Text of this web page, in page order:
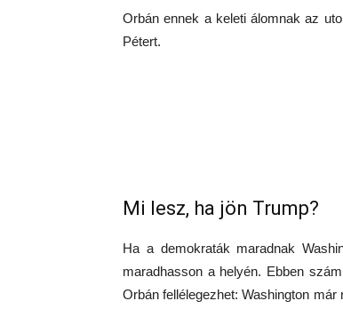
Orbán ennek a keleti álomnak az
Pétert.
Mi lesz, ha jön Trump?
Ha a demokraták maradnak
maradhasson a helyén. Ebben
Orbán fellélegezhet: Washington